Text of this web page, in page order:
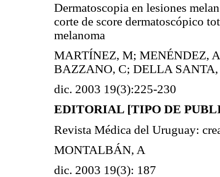
Dermatoscopia en lesiones
corte de score dermatoscópico
melanoma
MARTÍNEZ, M; MENÉNDEZ,
BAZZANO, C; DELLA SANTA,
dic. 2003 19(3):225-230
EDITORIAL [TIPO DE
Revista Médica del Uruguay:
MONTALBÁN, A
dic. 2003 19(3): 187